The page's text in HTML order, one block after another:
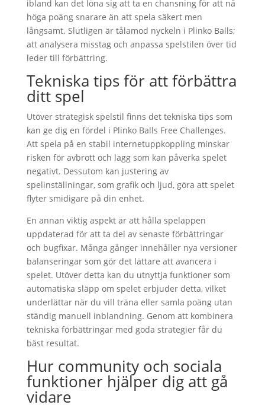
ibland kan det löna sig att ta en chansning för att nå
höga poäng snarare än att spela säkert men
långsamt. Slutligen är tålamod nyckeln i Plinko Balls;
att analysera misstag och anpassa spelstilen över tid
leder till förbättring.
Tekniska tips för att förbättra
ditt spel
Utöver strategisk spelstil finns det tekniska tips som
kan ge dig en fördel i Plinko Balls Free Challenges.
Att spela på en stabil internetuppkoppling minskar
risken för avbrott och lagg som kan påverka spelet
negativt. Dessutom kan justering av
spelinställningar, som grafik och ljud, göra att spelet
flyter smidigare på din enhet.
En annan viktig aspekt är att hålla spelappen
uppdaterad för att ta del av senaste förbättringar
och bugfixar. Många gånger innehåller nya versioner
balanseringar som gör det lättare att avancera i
spelet. Utöver detta kan du utnyttja funktioner som
automatiska släpp om spelet erbjuder detta, vilket
underlättar när du vill träna eller samla poäng utan
ständig manuell inblandning. Genom att kombinera
tekniska förbättringar med goda strategier får du
bäst resultat.
Hur community och sociala
funktioner hjälper dig att gå
vidare